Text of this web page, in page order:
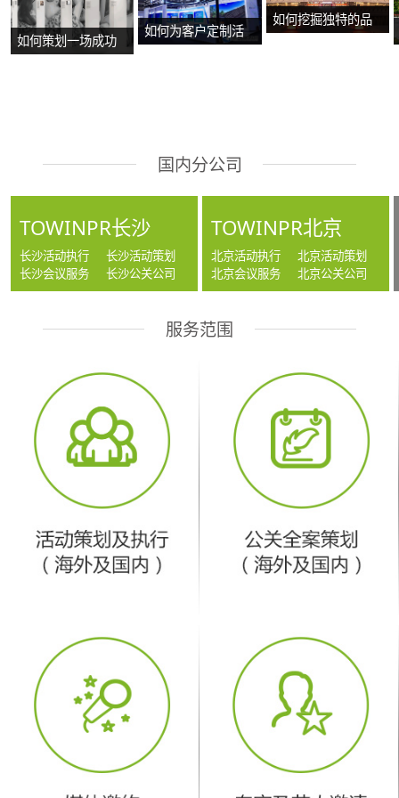
如何策划一场成功
如何为客户定制活
如何挖掘独特的品
国内分公司
TOWINPR长沙
长沙活动执行
长沙活动策划
长沙会议服务
长沙公关公司
TOWINPR北京
北京活动执行
北京活动策划
北京会议服务
北京公关公司
服务范围